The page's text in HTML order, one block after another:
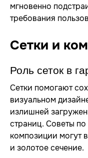
мгновенно
требования
Сетки и
Роль сеток в
Сетки помогают
визуальном
излишней
страниц. Советы
композиции могут
и золотое сечение.